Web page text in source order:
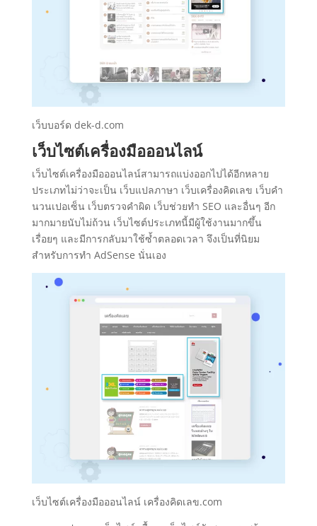
เว็บบอร์ด dek-d.com
เว็บไซต์เครื่องมือออนไลน์
เว็บไซต์เครื่องมือออนไลน์สามารถแบ่งออกไปได้อีกหลาย
ประเภทไม่ว่าจะเป็น เว็บแปลภาษา เว็บเครื่องคิดเลข เว็บคำ
นวนเปอเซ็น เว็บตรวจคำผิด เว็บช่วยทำ SEO และอื่นๆ อีก
มากมายนับไม่ถ้วน เว็บไซต์ประเภทนี้มีผู้ใช้งานมากขึ้น
เรื่อยๆ และมีการกลับมาใช้ซ้ำตลอดเวลา จึงเป็นที่นิยม
สำหรับการทำ AdSense นั่นเอง
เว็บไซต์เครื่องมือออนไลน์ เครื่องคิดเลข.com